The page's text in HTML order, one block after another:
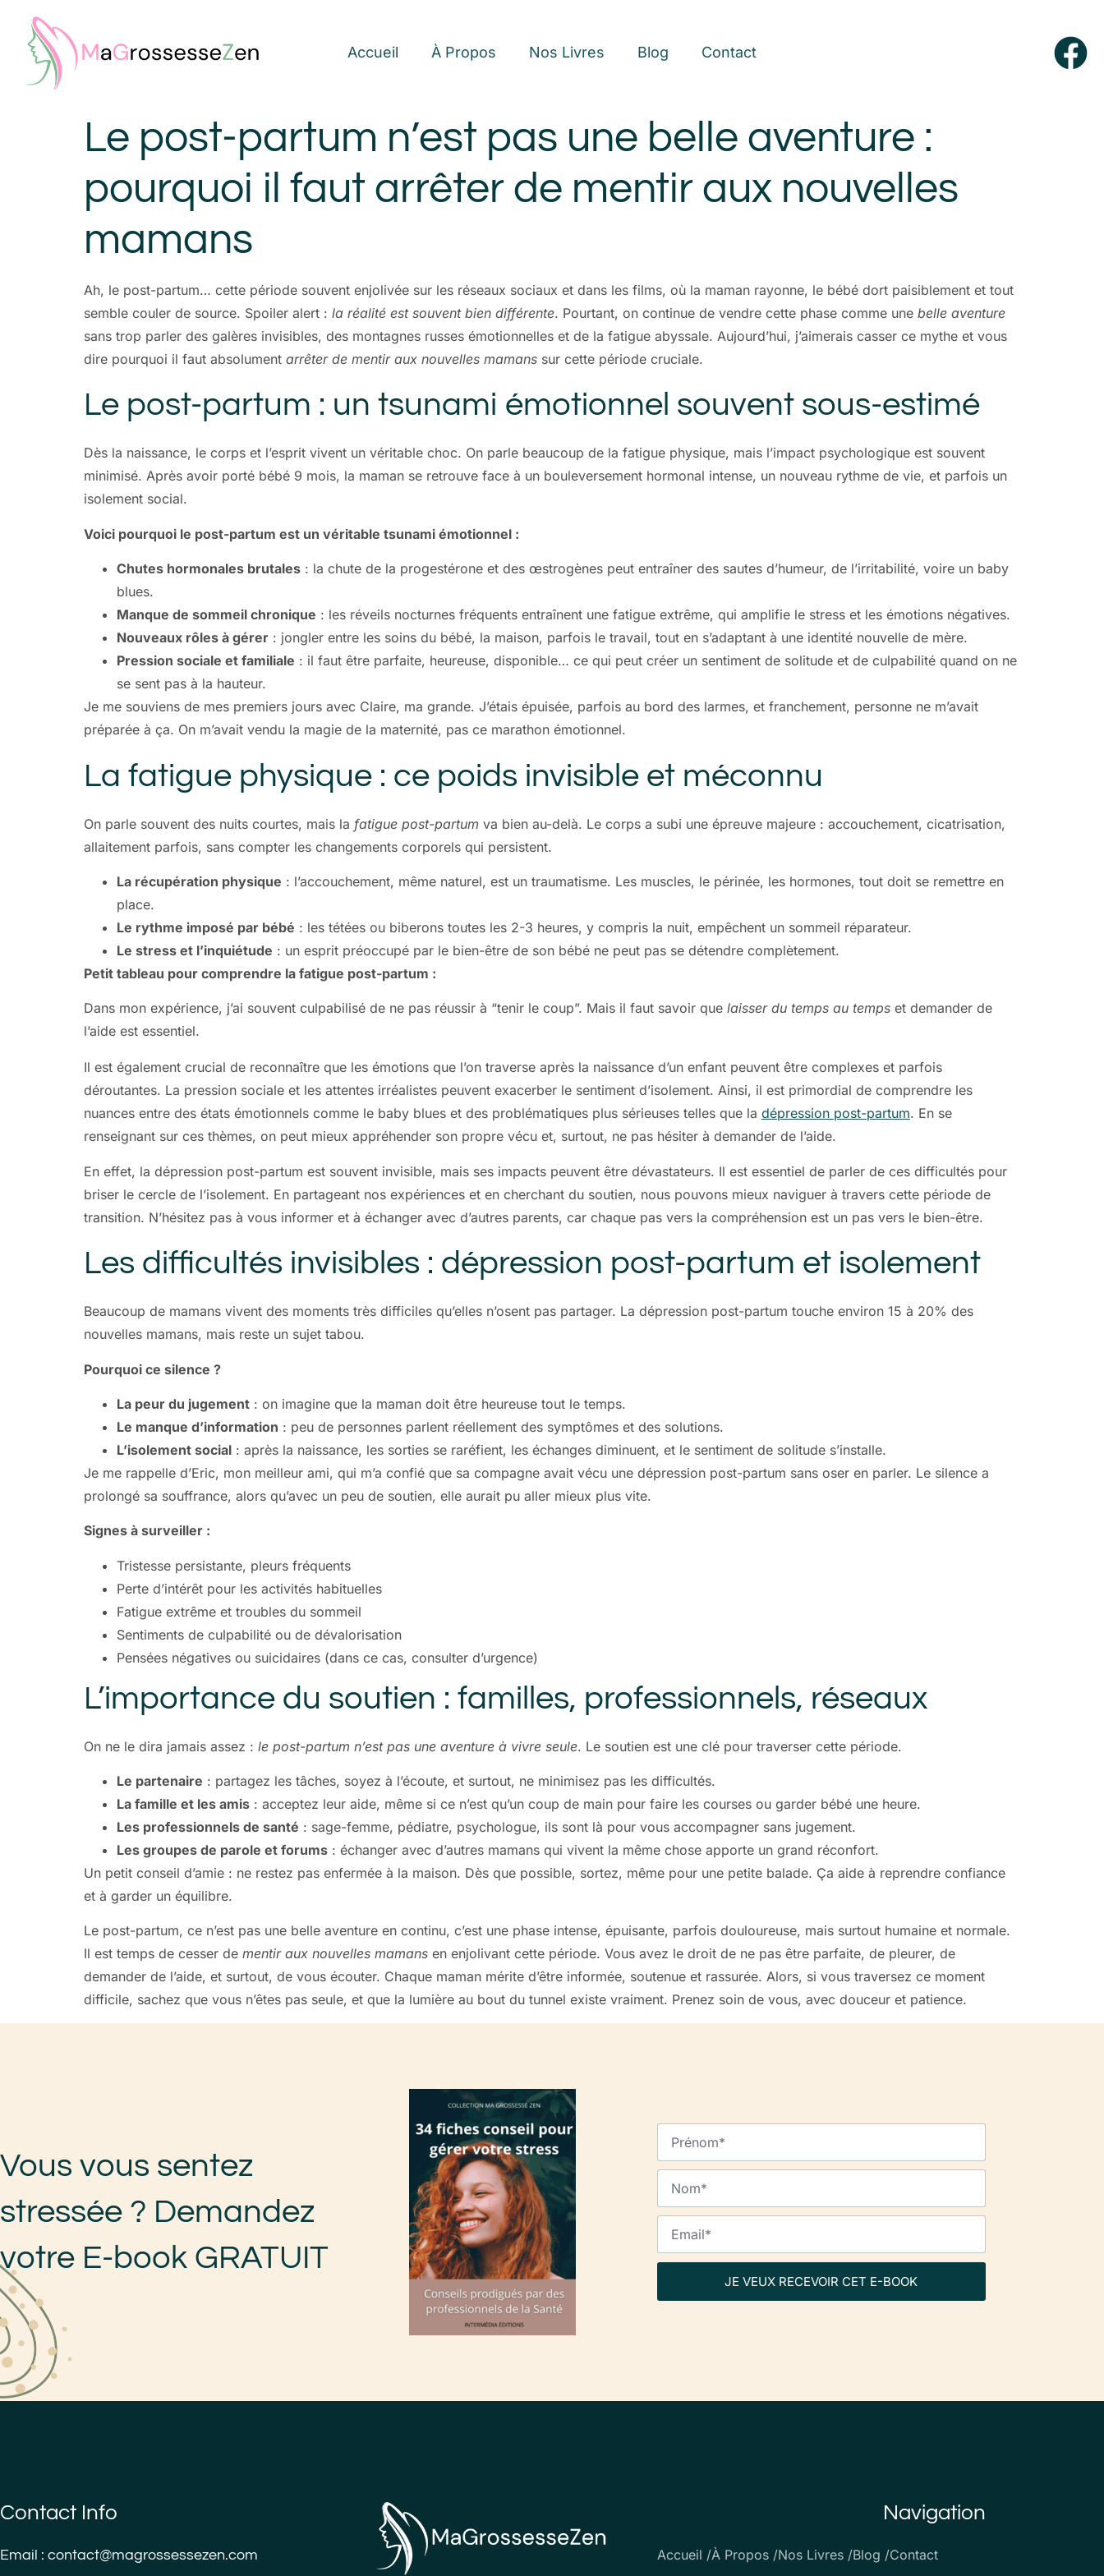
Accueil À Propos Nos Livres Blog Contact
Le post-partum n’est pas une belle aventure :
pourquoi il faut arrêter de mentir aux nouvelles
mamans
Ah, le post-partum… cette période souvent enjolivée sur les réseaux sociaux et dans les films, où la maman rayonne, le bébé dort paisiblement et tout
semble couler de source. Spoiler alert : la réalité est souvent bien différente. Pourtant, on continue de vendre cette phase comme une belle aventure
sans trop parler des galères invisibles, des montagnes russes émotionnelles et de la fatigue abyssale. Aujourd’hui, j’aimerais casser ce mythe et vous
dire pourquoi il faut absolument arrêter de mentir aux nouvelles mamans sur cette période cruciale.
Le post-partum : un tsunami émotionnel souvent sous-estimé
Dès la naissance, le corps et l’esprit vivent un véritable choc. On parle beaucoup de la fatigue physique, mais l’impact psychologique est souvent
minimisé. Après avoir porté bébé 9 mois, la maman se retrouve face à un bouleversement hormonal intense, un nouveau rythme de vie, et parfois un
isolement social.
Voici pourquoi le post-partum est un véritable tsunami émotionnel :
Chutes hormonales brutales : la chute de la progestérone et des œstrogènes peut entraîner des sautes d’humeur, de l’irritabilité, voire un baby
blues.
Manque de sommeil chronique : les réveils nocturnes fréquents entraînent une fatigue extrême, qui amplifie le stress et les émotions négatives.
Nouveaux rôles à gérer : jongler entre les soins du bébé, la maison, parfois le travail, tout en s’adaptant à une identité nouvelle de mère.
Pression sociale et familiale : il faut être parfaite, heureuse, disponible… ce qui peut créer un sentiment de solitude et de culpabilité quand on ne
se sent pas à la hauteur.
Je me souviens de mes premiers jours avec Claire, ma grande. J’étais épuisée, parfois au bord des larmes, et franchement, personne ne m’avait
préparée à ça. On m’avait vendu la magie de la maternité, pas ce marathon émotionnel.
La fatigue physique : ce poids invisible et méconnu
On parle souvent des nuits courtes, mais la fatigue post-partum va bien au-delà. Le corps a subi une épreuve majeure : accouchement, cicatrisation,
allaitement parfois, sans compter les changements corporels qui persistent.
La récupération physique : l’accouchement, même naturel, est un traumatisme. Les muscles, le périnée, les hormones, tout doit se remettre en
place.
Le rythme imposé par bébé : les tétées ou biberons toutes les 2-3 heures, y compris la nuit, empêchent un sommeil réparateur.
Le stress et l’inquiétude : un esprit préoccupé par le bien-être de son bébé ne peut pas se détendre complètement.
Petit tableau pour comprendre la fatigue post-partum :
Dans mon expérience, j’ai souvent culpabilisé de ne pas réussir à “tenir le coup”. Mais il faut savoir que laisser du temps au temps et demander de
l’aide est essentiel.
Il est également crucial de reconnaître que les émotions que l’on traverse après la naissance d’un enfant peuvent être complexes et parfois
déroutantes. La pression sociale et les attentes irréalistes peuvent exacerber le sentiment d’isolement. Ainsi, il est primordial de comprendre les
nuances entre des états émotionnels comme le baby blues et des problématiques plus sérieuses telles que la dépression post-partum. En se
renseignant sur ces thèmes, on peut mieux appréhender son propre vécu et, surtout, ne pas hésiter à demander de l’aide.
En effet, la dépression post-partum est souvent invisible, mais ses impacts peuvent être dévastateurs. Il est essentiel de parler de ces difficultés pour
briser le cercle de l’isolement. En partageant nos expériences et en cherchant du soutien, nous pouvons mieux naviguer à travers cette période de
transition. N’hésitez pas à vous informer et à échanger avec d’autres parents, car chaque pas vers la compréhension est un pas vers le bien-être.
Les difficultés invisibles : dépression post-partum et isolement
Beaucoup de mamans vivent des moments très difficiles qu’elles n’osent pas partager. La dépression post-partum touche environ 15 à 20% des
nouvelles mamans, mais reste un sujet tabou.
Pourquoi ce silence ?
La peur du jugement : on imagine que la maman doit être heureuse tout le temps.
Le manque d’information : peu de personnes parlent réellement des symptômes et des solutions.
L’isolement social : après la naissance, les sorties se raréfient, les échanges diminuent, et le sentiment de solitude s’installe.
Je me rappelle d’Eric, mon meilleur ami, qui m’a confié que sa compagne avait vécu une dépression post-partum sans oser en parler. Le silence a
prolongé sa souffrance, alors qu’avec un peu de soutien, elle aurait pu aller mieux plus vite.
Signes à surveiller :
Tristesse persistante, pleurs fréquents
Perte d’intérêt pour les activités habituelles
Fatigue extrême et troubles du sommeil
Sentiments de culpabilité ou de dévalorisation
Pensées négatives ou suicidaires (dans ce cas, consulter d’urgence)
L’importance du soutien : familles, professionnels, réseaux
On ne le dira jamais assez : le post-partum n’est pas une aventure à vivre seule. Le soutien est une clé pour traverser cette période.
Le partenaire : partagez les tâches, soyez à l’écoute, et surtout, ne minimisez pas les difficultés.
La famille et les amis : acceptez leur aide, même si ce n’est qu’un coup de main pour faire les courses ou garder bébé une heure.
Les professionnels de santé : sage-femme, pédiatre, psychologue, ils sont là pour vous accompagner sans jugement.
Les groupes de parole et forums : échanger avec d’autres mamans qui vivent la même chose apporte un grand réconfort.
Un petit conseil d’amie : ne restez pas enfermée à la maison. Dès que possible, sortez, même pour une petite balade. Ça aide à reprendre confiance
et à garder un équilibre.
Le post-partum, ce n’est pas une belle aventure en continu, c’est une phase intense, épuisante, parfois douloureuse, mais surtout humaine et normale.
Il est temps de cesser de mentir aux nouvelles mamans en enjolivant cette période. Vous avez le droit de ne pas être parfaite, de pleurer, de
demander de l’aide, et surtout, de vous écouter. Chaque maman mérite d’être informée, soutenue et rassurée. Alors, si vous traversez ce moment
difficile, sachez que vous n’êtes pas seule, et que la lumière au bout du tunnel existe vraiment. Prenez soin de vous, avec douceur et patience.
Vous vous sentez
stressée ? Demandez
votre E-book GRATUIT
JE VEUX RECEVOIR CET E-BOOK
Contact Info
Email : contact@magrossessezen.com
Navigation
Accueil /À Propos /Nos Livres /Blog /Contact